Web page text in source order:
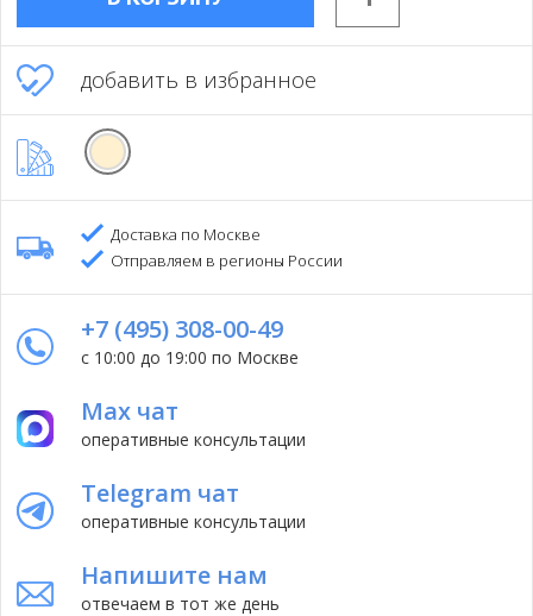
добавить в избранное
Доставка по Москве
Отправляем в регионы России
+7 (495) 308-00-49
с 10:00 до 19:00 по Москве
Max чат
оперативные консультации
Telegram чат
оперативные консультации
Напишите нам
отвечаем в тот же день